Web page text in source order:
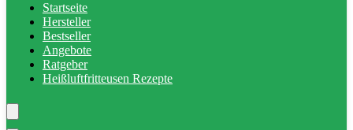
Startseite
Hersteller
Bestseller
Angebote
Ratgeber
Heißluftfritteusen Rezepte